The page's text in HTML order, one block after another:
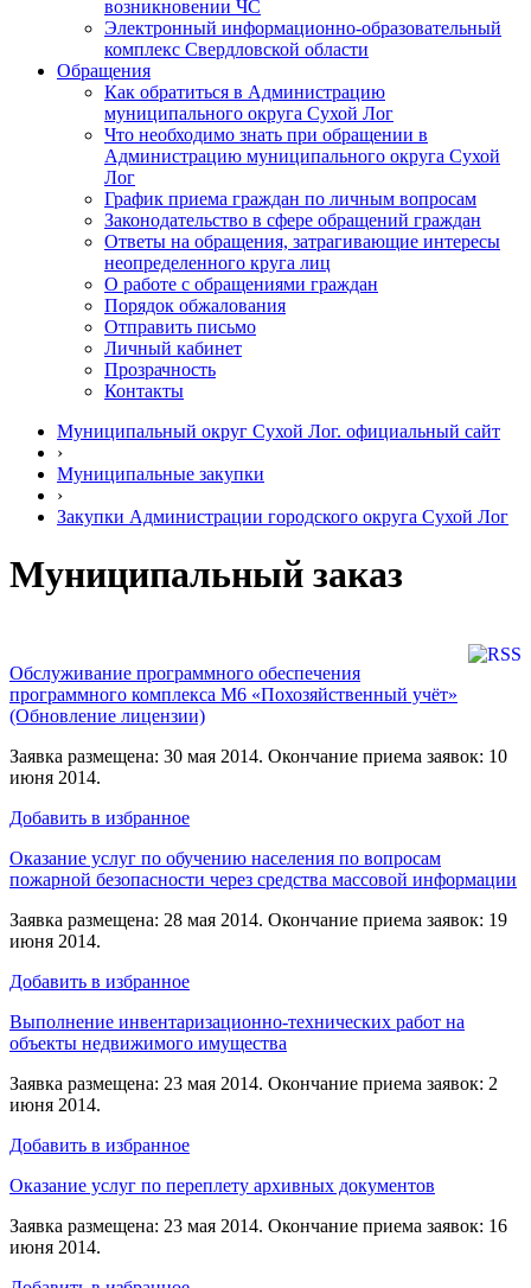
возникновении ЧС
Электронный информационно-образовательный
комплекс Свердловской области
Обращения
Как обратиться в Администрацию
муниципального округа Сухой Лог
Что необходимо знать при обращении в
Администрацию муниципального округа Сухой
Лог
График приема граждан по личным вопросам
Законодательство в сфере обращений граждан
Ответы на обращения, затрагивающие интересы
неопределенного круга лиц
О работе с обращениями граждан
Порядок обжалования
Отправить письмо
Личный кабинет
Прозрачность
Контакты
Муниципальный округ Сухой Лог. официальный сайт
›
Муниципальные закупки
›
Закупки Администрации городского округа Сухой Лог
Муниципальный заказ
Обслуживание программного обеспечения
программного комплекса М6 «Похозяйственный учёт»
(Обновление лицензии)
Заявка размещена: 30 мая 2014. Окончание приема заявок: 10
июня 2014.
Добавить в избранное
Оказание услуг по обучению населения по вопросам
пожарной безопасности через средства массовой информации
Заявка размещена: 28 мая 2014. Окончание приема заявок: 19
июня 2014.
Добавить в избранное
Выполнение инвентаризационно-технических работ на
объекты недвижимого имущества
Заявка размещена: 23 мая 2014. Окончание приема заявок: 2
июня 2014.
Добавить в избранное
Оказание услуг по переплету архивных документов
Заявка размещена: 23 мая 2014. Окончание приема заявок: 16
июня 2014.